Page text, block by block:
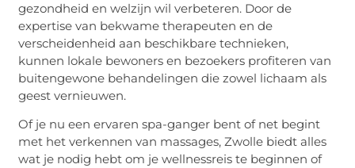
gezondheid en welzijn wil verbeteren. Door de
expertise van bekwame therapeuten en de
verscheidenheid aan beschikbare technieken,
kunnen lokale bewoners en bezoekers profiteren van
buitengewone behandelingen die zowel lichaam als
geest vernieuwen.
Of je nu een ervaren spa-ganger bent of net begint
met het verkennen van massages, Zwolle biedt alles
wat je nodig hebt om je wellnessreis te beginnen of